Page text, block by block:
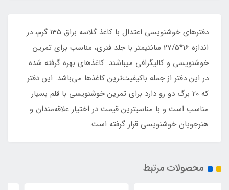
دفترهای خوشنویسی اعتدال با کاغذ گلاسه براق 135 گرم، در
اندازه 16*27/5 سانتیمتر با جلد فنری، مناسب برای تمرین
خوشنویسی و کالیگرافی میباشند. کاغذهای بهره گرفته شده
در این دفتر از جمله باکیفیت‌ترین کاغذها می‌باشد. این دفتر
که 20 برگ دو رو دارد برای تمرین خوشنویسی با قلم بسیار
مناسب است و با مناسبترین قیمت در اختیار علاقه‌مندان و
هنرجویان خوشنویسی قرار گرفته است.
محصولات مرتبط